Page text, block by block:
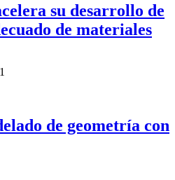
su desarrollo de
de materiales
de geometría con